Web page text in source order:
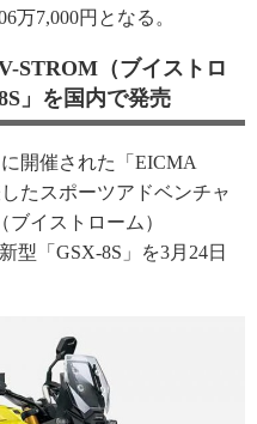
万7,000円となる。
STROM（ブイストロ
」を国内で発売
開催された「EICMA
たスポーツアドベンチャ
イストローム）
型「GSX-8S」を3月24日